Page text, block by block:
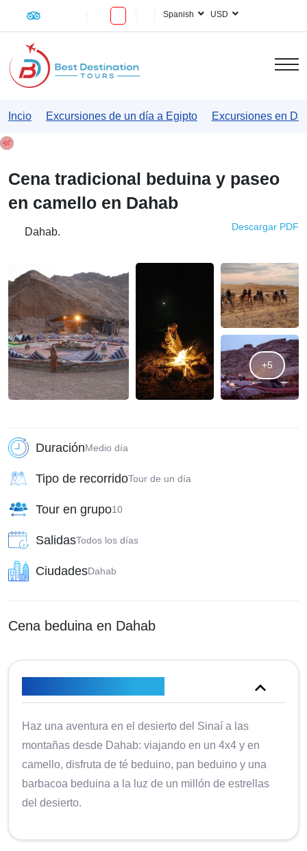
Spanish USD
Incio Excursiones de un día a Egipto Excursiones en
Cena tradicional beduina y paseo
en camello en Dahab
Dahab. Descargar PDF
+5
DuraciónMedio día
Tipo de recorridoTour de un día
Tour en grupo10
SalidasTodos los días
CiudadesDahab
Cena beduina en Dahab
Haz una aventura en el desierto del Sinaí a las
montañas desde Dahab: viajando en un 4x4 y en
camello, disfruta de té beduino, pan beduino y una
barbacoa beduina a la luz de un millón de estrellas
del desierto.